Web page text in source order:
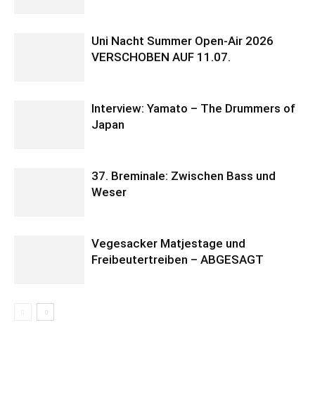
Uni Nacht Summer Open-Air 2026
VERSCHOBEN AUF 11.07.
Interview: Yamato – The Drummers of
Japan
37. Breminale: Zwischen Bass und
Weser
Vegesacker Matjestage und
Freibeutertreiben – ABGESAGT